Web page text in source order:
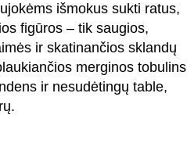
išmokus sukti ratus,
figūros – tik saugios,
ir skatinančios sklandų
merginos tobulins
ir nesudėtingų table,